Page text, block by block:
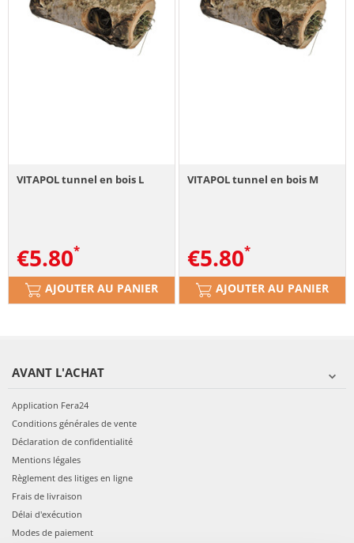
VITAPOL tunnel en bois L
€5.80
AJOUTER AU PANIER
VITAPOL tunnel en bois M
€5.80
AJOUTER AU PANIER
AVANT L'ACHAT
Application Fera24
Conditions générales de vente
Déclaration de confidentialité
Mentions légales
Règlement des litiges en ligne
Frais de livraison
Délai d'exécution
Modes de paiement